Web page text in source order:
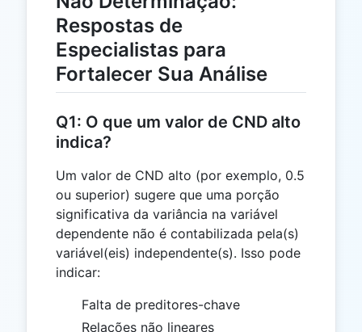
Respostas de
Especialistas para
Fortalecer Sua Análise
Q1: O que um valor de CND alto
indica?
Um valor de CND alto (por exemplo, 0.5
ou superior) sugere que uma porção
significativa da variância na variável
dependente não é contabilizada pela(s)
variável(eis) independente(s). Isso pode
indicar:
Falta de preditores-chave
Relações não lineares